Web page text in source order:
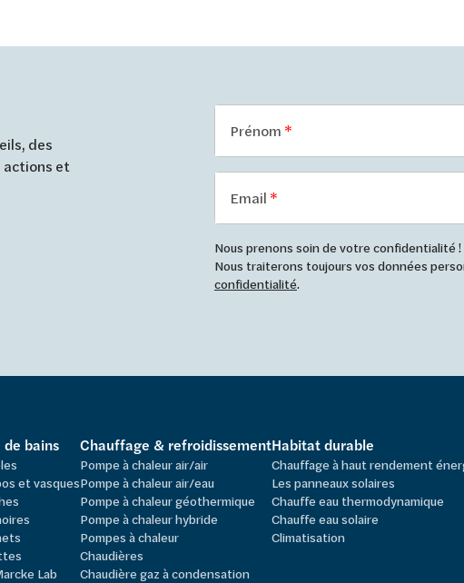
des
actions et
Prénom
Email
Nous prenons soin de votre confidentialité !
Nous traiterons toujours vos données
confidentialité.
de bains
et vasques
Lab
Chauffage & refroidissement
Pompe à chaleur air/air
Pompe à chaleur air/eau
Pompe à chaleur géothermique
Pompe à chaleur hybride
Pompes à chaleur
Chaudières
Chaudière gaz à condensation
Habitat durable
Chauffage à haut rendement
Les panneaux solaires
Chauffe eau thermodynamique
Chauffe eau solaire
Climatisation